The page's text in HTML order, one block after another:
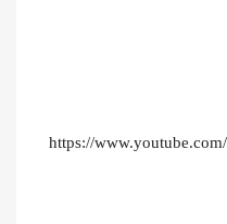
https://